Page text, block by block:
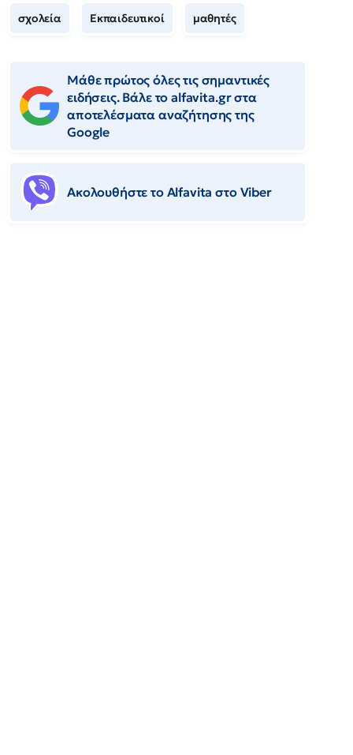
σχολεία Εκπαιδευτικοί μαθητές
Μάθε πρώτος όλες τις σημαντικές
ειδήσεις. Βάλε το alfavita.gr στα
αποτελέσματα αναζήτησης της
Google
Ακολουθήστε το Αlfavita στο Viber